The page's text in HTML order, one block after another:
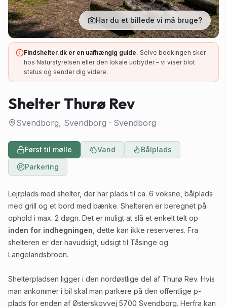
Har du et billede vi må bruge?
Findshelter.dk er en uafhængig guide. Selve bookingen sker
hos Naturstyrelsen eller den lokale udbyder – vi viser blot
status og sender dig videre.
Shelter Thurø Rev
Svendborg, Svendborg · Svendborg
Først til mølle Vand
Bålplads
Parkering
Lejrplads med shelter, der har plads til ca. 6 voksne, bålplads
med grill og et bord med bænke. Shelteren er beregnet på
ophold i max. 2 døgn. Det er muligt at slå et enkelt telt op
inden for indhegningen , dette kan ikke reserveres. Fra
shelteren er der havudsigt, udsigt til Tåsinge og
Langelandsbroen.
Shelterpladsen ligger i den nordøstlige del af Thurø Rev. Hvis
man ankommer i bil skal man parkere på den offentlige p-
plads for enden af Østerskovvej 5700 Svendborg. Herfra kan